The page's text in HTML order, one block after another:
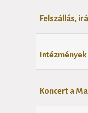
Felszállás,
Intézmények
Koncert a